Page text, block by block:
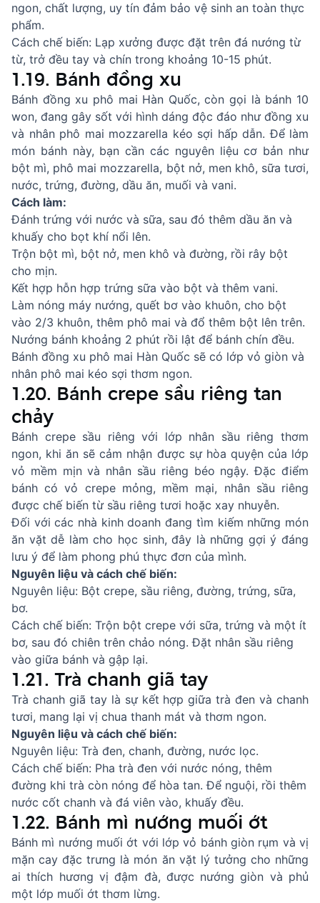
ngon, chất lượng, uy tín đảm bảo vệ sinh an toàn thực
phẩm.
Cách chế biến: Lạp xưởng được đặt trên đá nướng từ
từ, trở đều tay và chín trong khoảng 10-15 phút.
1.19. Bánh đồng xu
Bánh đồng xu phô mai Hàn Quốc, còn gọi là bánh 10
won, đang gây sốt với hình dáng độc đáo như đồng xu
và nhân phô mai mozzarella kéo sợi hấp dẫn. Để làm
món bánh này, bạn cần các nguyên liệu cơ bản như
bột mì, phô mai mozzarella, bột nở, men khô, sữa tươi,
nước, trứng, đường, dầu ăn, muối và vani.
Cách làm:
Đánh trứng với nước và sữa, sau đó thêm dầu ăn và
khuấy cho bọt khí nổi lên.
Trộn bột mì, bột nở, men khô và đường, rồi rây bột
cho mịn.
Kết hợp hỗn hợp trứng sữa vào bột và thêm vani.
Làm nóng máy nướng, quết bơ vào khuôn, cho bột
vào 2/3 khuôn, thêm phô mai và đổ thêm bột lên trên.
Nướng bánh khoảng 2 phút rồi lật để bánh chín đều.
Bánh đồng xu phô mai Hàn Quốc sẽ có lớp vỏ giòn và
nhân phô mai kéo sợi thơm ngon.
1.20. Bánh crepe sầu riêng tan
chảy
Bánh crepe sầu riêng với lớp nhân sầu riêng thơm
ngon, khi ăn sẽ cảm nhận được sự hòa quyện của lớp
vỏ mềm mịn và nhân sầu riêng béo ngậy. Đặc điểm
bánh có vỏ crepe mỏng, mềm mại, nhân sầu riêng
được chế biến từ sầu riêng tươi hoặc xay nhuyễn.
Đối với các nhà kinh doanh đang tìm kiếm những món
ăn vặt dễ làm cho học sinh, đây là những gợi ý đáng
lưu ý để làm phong phú thực đơn của mình.
Nguyên liệu và cách chế biến:
Nguyên liệu: Bột crepe, sầu riêng, đường, trứng, sữa,
bơ.
Cách chế biến: Trộn bột crepe với sữa, trứng và một ít
bơ, sau đó chiên trên chảo nóng. Đặt nhân sầu riêng
vào giữa bánh và gập lại.
1.21. Trà chanh giã tay
Trà chanh giã tay là sự kết hợp giữa trà đen và chanh
tươi, mang lại vị chua thanh mát và thơm ngon.
Nguyên liệu và cách chế biến:
Nguyên liệu: Trà đen, chanh, đường, nước lọc.
Cách chế biến: Pha trà đen với nước nóng, thêm
đường khi trà còn nóng để hòa tan. Để nguội, rồi thêm
nước cốt chanh và đá viên vào, khuấy đều.
1.22. Bánh mì nướng muối ớt
Bánh mì nướng muối ớt với lớp vỏ bánh giòn rụm và vị
mặn cay đặc trưng là món ăn vặt lý tưởng cho những
ai thích hương vị đậm đà, được nướng giòn và phủ
một lớp muối ớt thơm lừng.